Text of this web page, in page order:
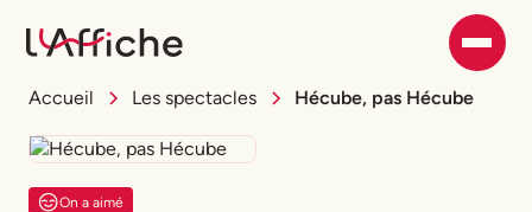
Accueil Les spectacles Hécube, pas Hécube
On a aimé